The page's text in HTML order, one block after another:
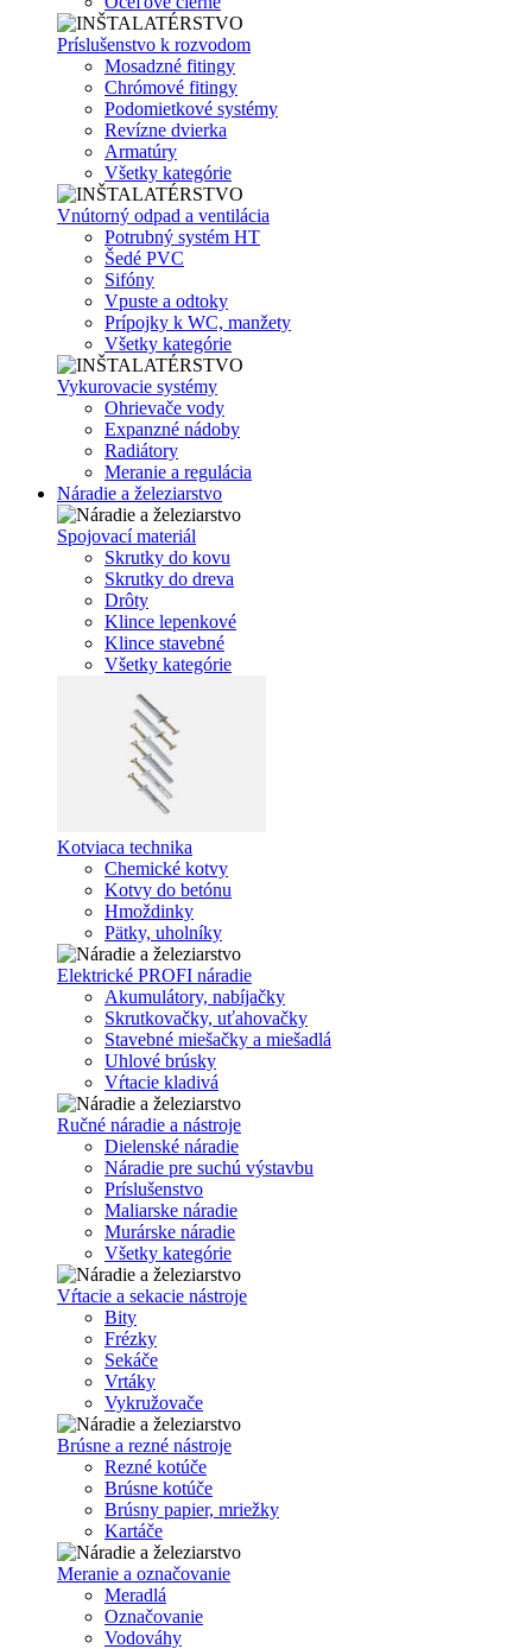
Príslušenstvo k rozvodom
Mosadzné fitingy
Chrómové fitingy
Podomietkové systémy
Revízne dvierka
Armatúry
Všetky kategórie
Vnútorný odpad a ventilácia
Potrubný systém HT
Šedé PVC
Sifóny
Vpuste a odtoky
Prípojky k WC, manžety
Všetky kategórie
Vykurovacie systémy
Ohrievače vody
Expanzné nádoby
Radiátory
Meranie a regulácia
Náradie a železiarstvo
Spojovací materiál
Skrutky do kovu
Skrutky do dreva
Drôty
Klince lepenkové
Klince stavebné
Všetky kategórie
Kotviaca technika
Chemické kotvy
Kotvy do betónu
Hmoždinky
Pätky, uholníky
Elektrické PROFI náradie
Akumulátory, nabíjačky
Skrutkovačky, uťahovačky
Stavebné miešačky a miešadlá
Uhlové brúsky
Vŕtacie kladivá
Ručné náradie a nástroje
Dielenské náradie
Náradie pre suchú výstavbu
Príslušenstvo
Maliarske náradie
Murárske náradie
Všetky kategórie
Vŕtacie a sekacie nástroje
Bity
Frézky
Sekáče
Vrtáky
Vykružovače
Brúsne a rezné nástroje
Rezné kotúče
Brúsne kotúče
Brúsny papier, mriežky
Kartáče
Meranie a označovanie
Meradlá
Označovanie
Vodováhy